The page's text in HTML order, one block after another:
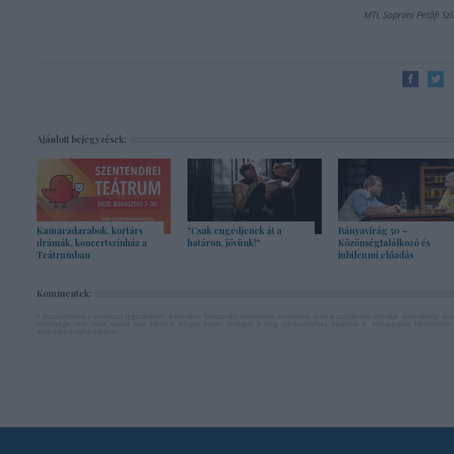
MTI, Soproni Petőfi
Ajánlott bejegyzések:
Kamaradarabok, kortárs
drámák, koncertszínház a
Teátrumban
"Csak engedjenek át a
határon, jövünk!"
Bányavirág 50 –
Közönségtalálkozó és
jubileumi előadás
Kommentek: